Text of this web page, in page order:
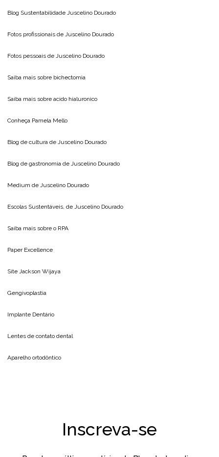
Blog Sustentabilidade Juscelino Dourado
Fotos profissionais de Juscelino Dourado
Fotos pessoais de Juscelino Dourado
Saiba mais sobre bichectomia
Saiba mais sobre acido hialuronico
Conheça Pamela Mello
Blog de cultura de Juscelino Dourado
Blog de gastronomia de Juscelino Dourado
Medium de Juscelino Dourado
Escolas Sustentáveis, de Juscelino Dourado
Saiba mais sobre o RPA
Paper Excellence
Site Jackson Wijaya
Gengivoplastia
Implante Dentário
Lentes de contato dental
Aparelho ortodôntico
Inscreva-se